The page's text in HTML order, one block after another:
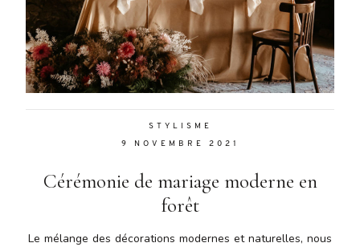
STYLISME
9 NOVEMBRE 2021
Cérémonie de mariage moderne en
forêt
Le mélange des décorations modernes et naturelles, nous